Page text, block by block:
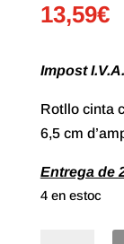
13,59€
Impost
Rotllo cinta
6,5 cm
Entrega de
4 en estoc